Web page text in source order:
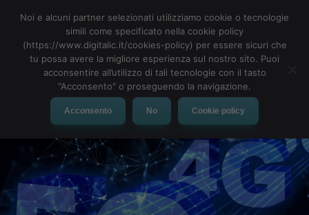
MENU
Noi e alcuni partner selezionati utilizziamo cookie o tecnologie
simili come specificato nella cookie policy
(https://www.digitalic.it/cookies-policy) per essere sicuri che
tu possa avere la migliore esperienza sul nostro sito. Puoi
acconsentire all’utilizzo di tali tecnologie con il tasto
"Acconsento" o proseguendo la navigazione.
Acconsento No Cookie policy